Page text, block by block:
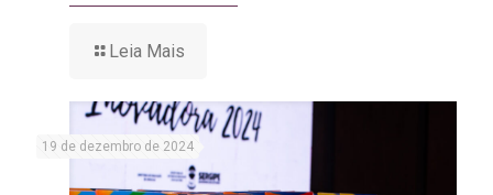
Leia Mais
19 de dezembro de 2024